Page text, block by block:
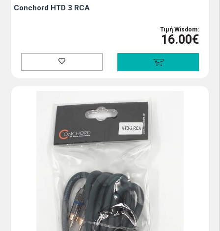
Conchord HTD 3 RCA
Τιμή Wisdom:
16.00€